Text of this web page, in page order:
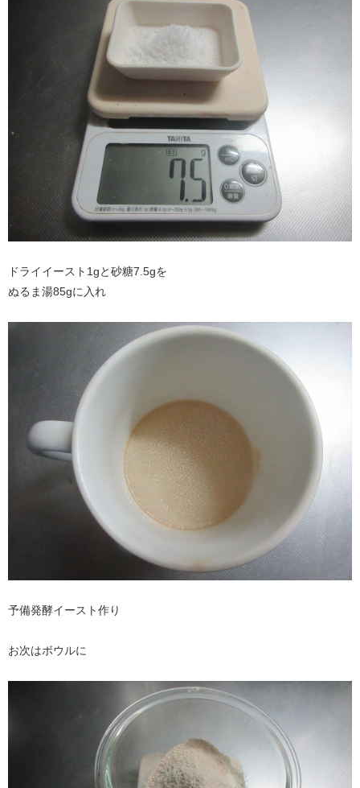
ドライイースト1gと砂糖7.5gを
ぬるま湯85gに入れ
予備発酵イースト作り
お次はボウルに